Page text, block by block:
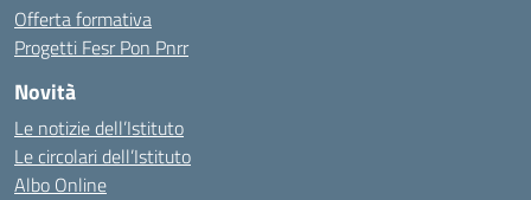
Offerta formativa
Progetti Fesr Pon Pnrr
Novità
Le notizie dell’Istituto
Le circolari dell’Istituto
Albo Online